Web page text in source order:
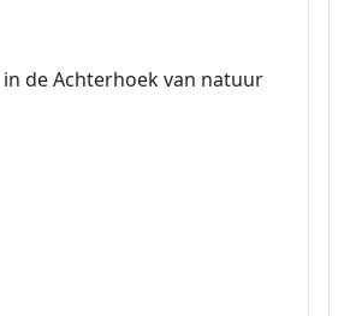
de Achterhoek van natuur